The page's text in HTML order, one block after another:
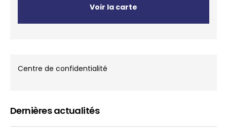
Voir la carte
Centre de confidentialité
Dernières actualités